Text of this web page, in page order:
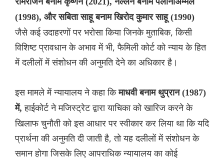
(1998), और सबिता साहू बनाम खिरोद कुमार साहू (1990)
जैसे कई उदाहरणों पर भरोसा किया जिनके मुताबिक, किसी
विशिष्ट प्रावधान के अभाव में भी, फैमिली कोर्ट को न्याय के हित
में दलीलों में संशोधन की अनुमति देने का अधिकार है।
इस मामले में न्यायालय ने कहा किमाधवी बनाम थुप्रान (1987)
में,हाईकोर्ट ने मजिस्ट्रेट द्वारा याचिका को खारिज करने के
खिलाफ चुनौती को इस आधार पर स्वीकार कर लिया था कि यदि
प्रार्थना की अनुमति दी जाती है, तो यह दलीलों में संशोधन के
समान होगा जिसके लिए आपराधिक न्यायालय का कोई